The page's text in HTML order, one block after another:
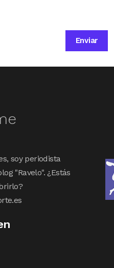
soy periodista
"Ravelo". ¿Estás